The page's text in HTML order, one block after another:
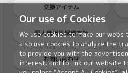
交換アイテム
個人情報等保護方針
お問い合わせ
Our use of Cookies
We use cookies to make our
also use cookies to analyze the
to provide you with the
interest, and to link our website